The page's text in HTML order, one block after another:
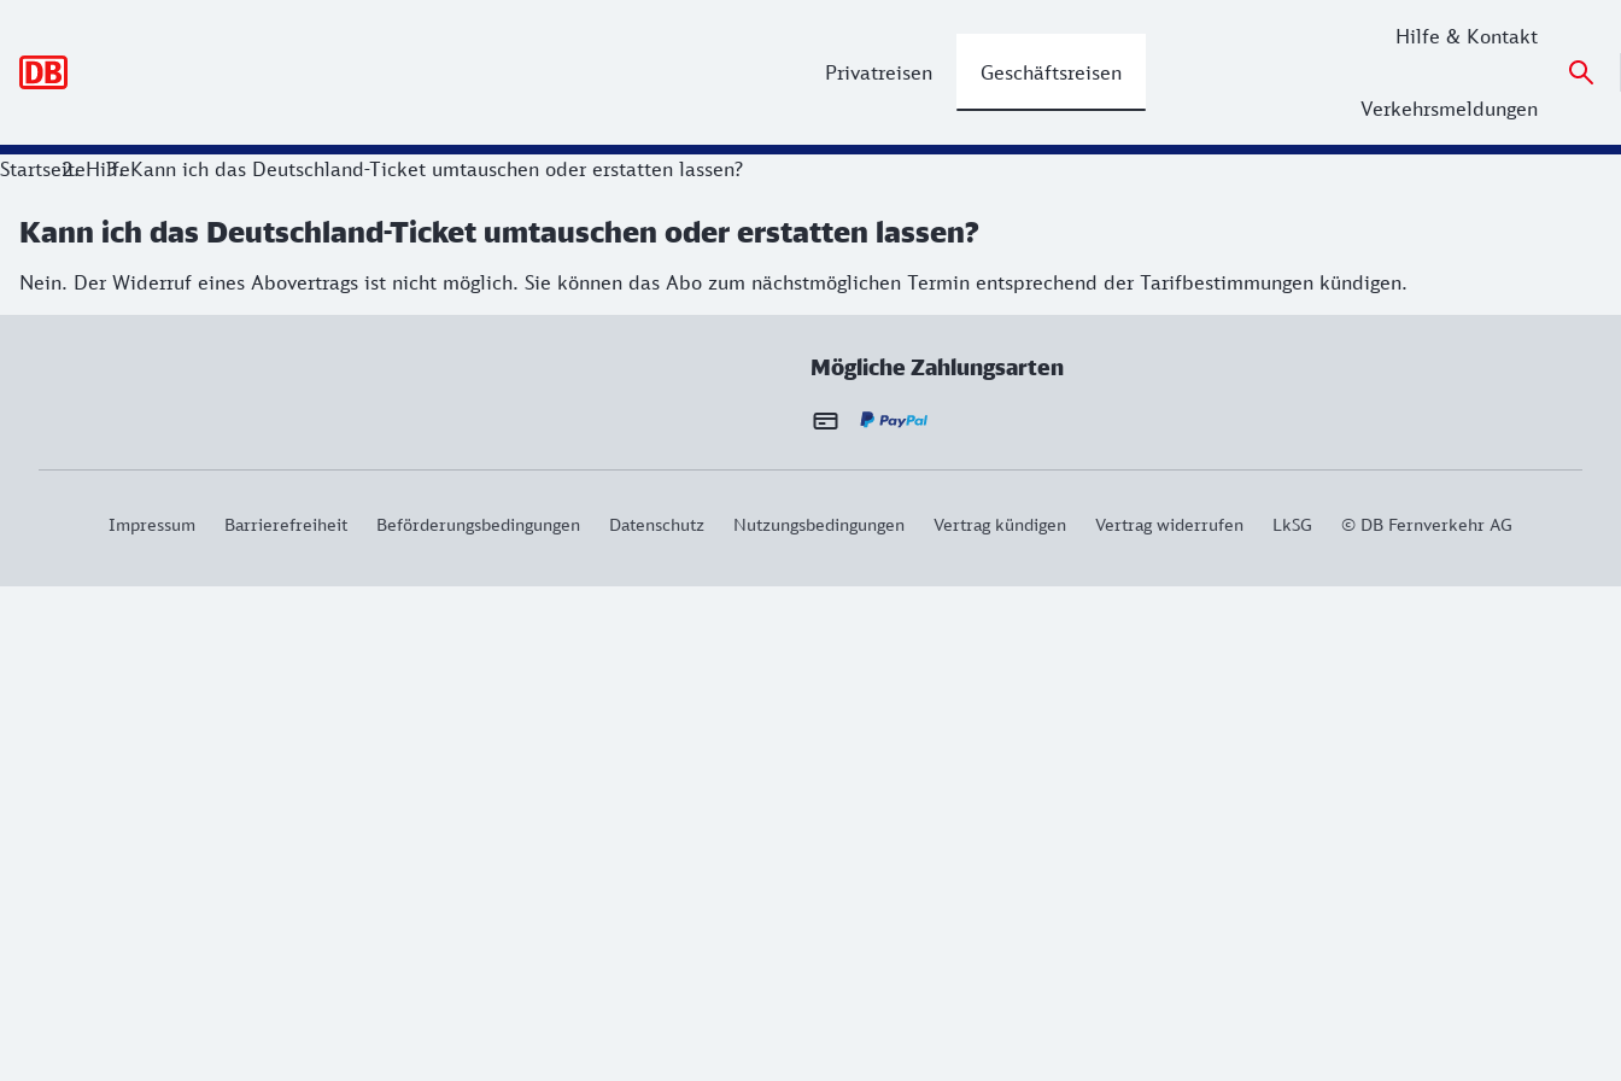
Privatreisen Geschäftsreisen
Hilfe & Kontakt
Verkehrsmeldungen
StartseiteHilfeKann ich das Deutschland-Ticket umtauschen oder erstatten lassen?
Kann ich das Deutschland-Ticket umtauschen oder erstatten lassen?
Nein. Der Widerruf eines Abovertrags ist nicht möglich. Sie können das Abo zum nächstmöglichen Termin entsprechend der Tarifbestimmungen kündigen.
Mögliche Zahlungsarten
Impressum Barrierefreiheit Beförderungsbedingungen Datenschutz Nutzungsbedingungen Vertrag kündigen Vertrag widerrufen LkSG © DB Fernverkehr AG